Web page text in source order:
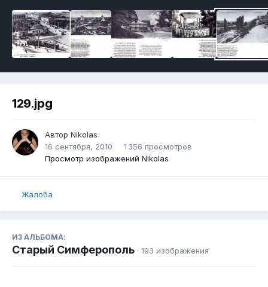
129.jpg
Автор Nikolas
16 сентября, 2010
1 356 просмотров
Просмотр изображений Nikolas
Жалоба
ИЗ АЛЬБОМА:
Старый Симферополь · 193 изображения